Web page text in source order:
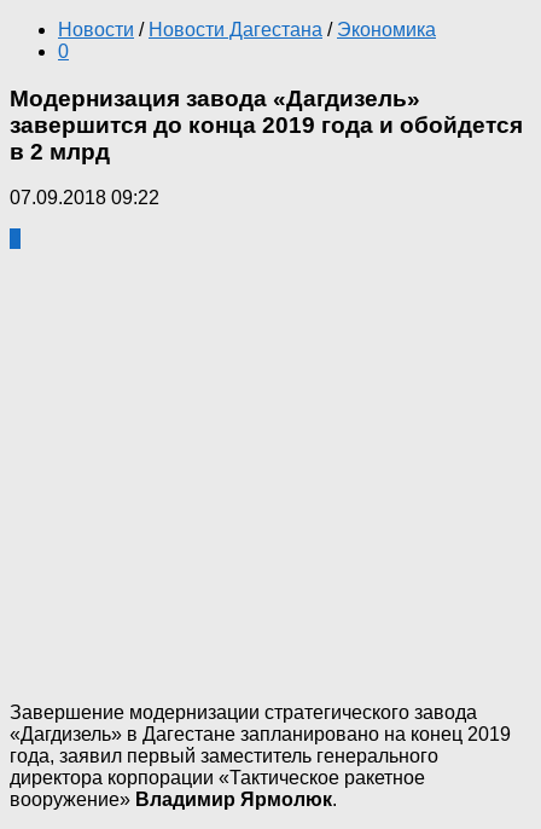
Новости / Новости Дагестана / Экономика
0
Модернизация завода «Дагдизель»
завершится до конца 2019 года и обойдется
в 2 млрд
07.09.2018 09:22
Завершение модернизации стратегического завода
«Дагдизель» в Дагестане запланировано на конец 2019
года, заявил первый заместитель генерального
директора корпорации «Тактическое ракетное
вооружение» Владимир Ярмолюк.